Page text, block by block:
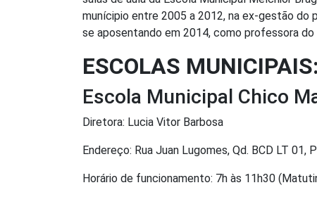
munícipio entre 2005 a 2012, na ex-gestão do
se aposentando em 2014, como professora do
ESCOLAS MUNICIPAIS:
Escola Municipal Chico
Diretora: Lucia Vitor Barbosa
Endereço: Rua Juan Lugomes, Qd. BCD LT
Horário de funcionamento: 7h às 11h30